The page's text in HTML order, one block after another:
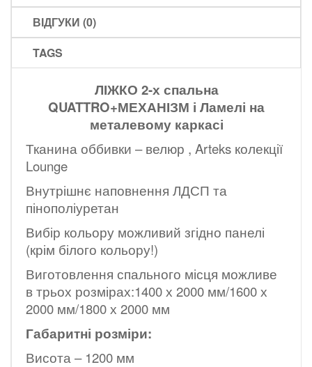
ВІДГУКИ (0)
TAGS
ЛІЖКО 2-х спальна
QUATTRO+МЕХАНІЗМ і Ламелі на
металевому каркасі
Тканина оббивки – велюр , Arteks колекції
Lounge
Внутрішнє наповнення ЛДСП та
пінополіуретан
Вибір кольору можливий згідно панелі
(крім білого кольору!)
Виготовлення спального місця можливе
в трьох розмірах:1400 х 2000 мм/1600 х
2000 мм/1800 х 2000 мм
Габаритні розміри:
Висота – 1200 мм